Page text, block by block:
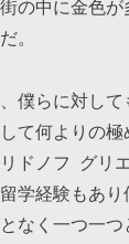
の中に金色が
。
僕らに対し
て何よりの極
ドノフ グリエ
学経験もあり
なく一つ一つ